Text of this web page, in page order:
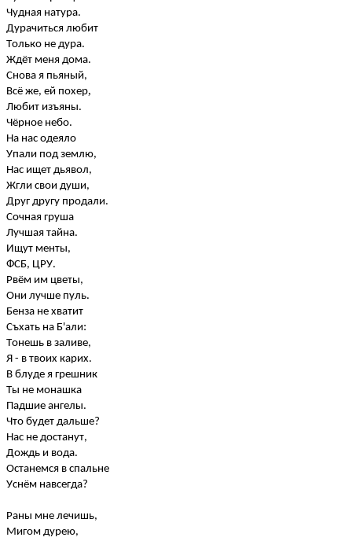
Чудная натура.
Дурачиться любит
Только не дура.
Ждёт меня дома.
Снова я пьяный,
Всё же, ей похер,
Любит изъяны.
Чёрное небо.
На нас одеяло
Упали под землю,
Нас ищет дьявол,
Жгли свои души,
Друг другу продали.
Сочная груша
Лучшая тайна.
Ищут менты,
ФСБ, ЦРУ.
Рвём им цветы,
Они лучше пуль.
Бенза не хватит
Съхать на Б'али:
Тонешь в заливе,
Я - в твоих карих.
В блуде я грешник
Ты не монашка
Падшие ангелы.
Что будет дальше?
Нас не достанут,
Дождь и вода.
Останемся в спальне
Уснём навсегда?
Раны мне лечишь,
Мигом дурею,